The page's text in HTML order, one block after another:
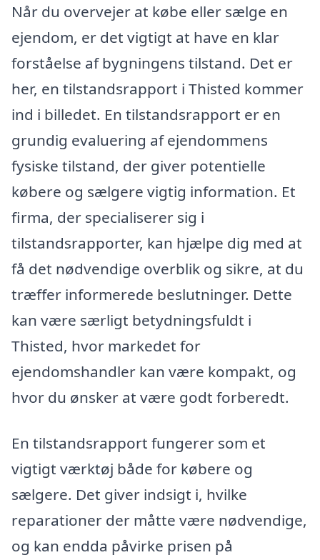
Når du overvejer at købe eller sælge en
ejendom, er det vigtigt at have en klar
forståelse af bygningens tilstand. Det er
her, en tilstandsrapport i Thisted kommer
ind i billedet. En tilstandsrapport er en
grundig evaluering af ejendommens
fysiske tilstand, der giver potentielle
købere og sælgere vigtig information. Et
firma, der specialiserer sig i
tilstandsrapporter, kan hjælpe dig med at
få det nødvendige overblik og sikre, at du
træffer informerede beslutninger. Dette
kan være særligt betydningsfuldt i
Thisted, hvor markedet for
ejendomshandler kan være kompakt, og
hvor du ønsker at være godt forberedt.
En tilstandsrapport fungerer som et
vigtigt værktøj både for købere og
sælgere. Det giver indsigt i, hvilke
reparationer der måtte være nødvendige,
og kan endda påvirke prisen på